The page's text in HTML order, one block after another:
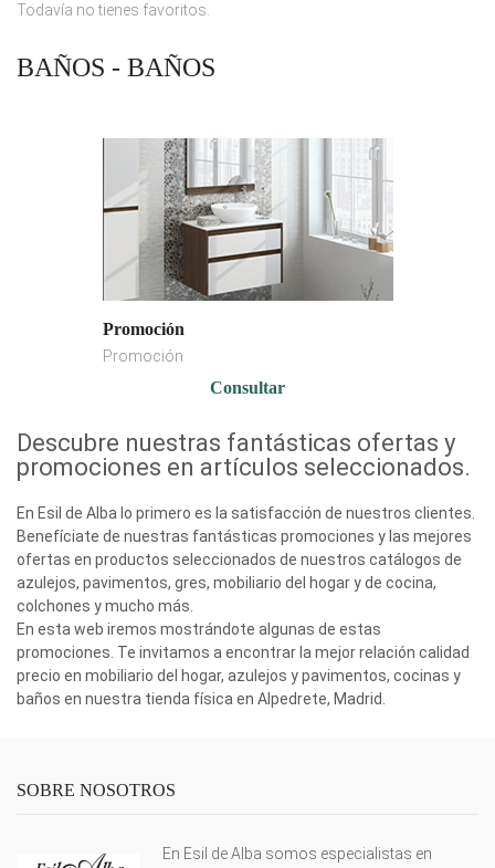
Todavía no tienes favoritos.
BAÑOS - BAÑOS
Promoción
Promoción
Consultar
Descubre nuestras fantásticas ofertas y
promociones en artículos seleccionados.
En Esil de Alba lo primero es la satisfacción de nuestros clientes.
Benefíciate de nuestras fantásticas promociones y las mejores
ofertas en productos seleccionados de nuestros catálogos de
azulejos, pavimentos, gres, mobiliario del hogar y de cocina,
colchones y mucho más.
En esta web iremos mostrándote algunas de estas
promociones. Te invitamos a encontrar la mejor relación calidad
precio en mobiliario del hogar, azulejos y pavimentos, cocinas y
baños en nuestra tienda física en Alpedrete, Madrid.
SOBRE NOSOTROS
En Esil de Alba somos especialistas en